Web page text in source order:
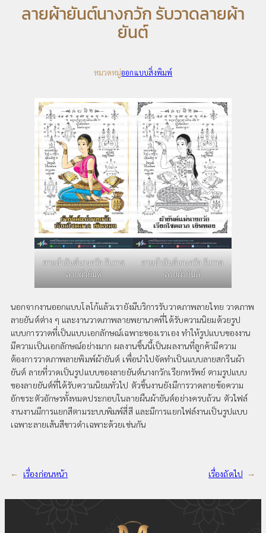
ลายผ้ายันต์นางกวัก รับวาดลายผ้า
ยันต์
หมวดหมู่ออกแบบสิ่งพิมพ์
ลายผ้ายันต์นางกวัก รับวาด
ลายผ้ายันต์
ลายผ้ายันต์นางกวัก รับวาด
ลายผ้ายันต์
นอกจากงานออกแบบโลโก้แล้วเรายังมีบริการรับวาดภาพลายไทย วาดภาพ
ลายยันต์ต่าง ๆ และงานวาดภาพลายพยานาคที่ได้รับความนิยมด้วยรูป
แบบการวาดที่เป็นแบบเอกลักษณ์เฉพาะของเราเอง ทำให้รูปแบบของงาน
มีความเป็นเอกลักษณ์อย่างมาก ผลงานชิ้นนี้เป็นผลงานที่ลูกค้ามีความ
ต้องการวาดภาพลายพิมพ์ผ้ายันต์ เพื่อนำไปจัดทำเป็นแบบลายสกรีนผ้า
ยันต์ ลายที่วาดเป็นรูปแบบของลายยันต์นางกวักเรียกทรัพย์ ตามรูปแบบ
ของลายยันต์ที่ได้รับความนิยมทั่วไป ตัวชิ้นงานยังมีการวาดลายข้อความ
อักขระตัวอักษรทั้งหมดประกอบในลายผืนผ้ายันต์อย่างครบถ้วน ตัวไฟล์
งานงานมีการแยกสีตามระบบพิมพ์สี่สี และมีการแยกไฟล์งานเป็นรูปแบบ
เฉพาะลายเส้นสีขาวดำเฉพาะด้วยเช่นกัน
← เรื่องก่อนหน้า เรื่องถัดไป →